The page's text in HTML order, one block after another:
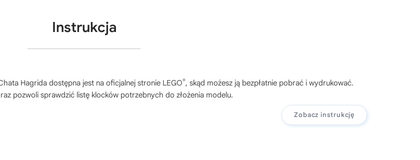
Instrukcja
Hagrida dostępna jest na oficjalnej stronie LEGO®, skąd możesz ją bezpłatnie pobrać i wydrukować.
pozwoli sprawdzić listę klocków potrzebnych do złożenia modelu.
Zobacz instrukcję